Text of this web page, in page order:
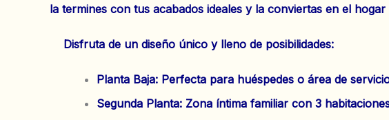
la termines con tus acabados ideales y la conviertas en el
Disfruta de un diseño único y lleno de posibilidades:
Planta Baja: Perfecta para huéspedes o área de
Segunda Planta: Zona íntima familiar con 3